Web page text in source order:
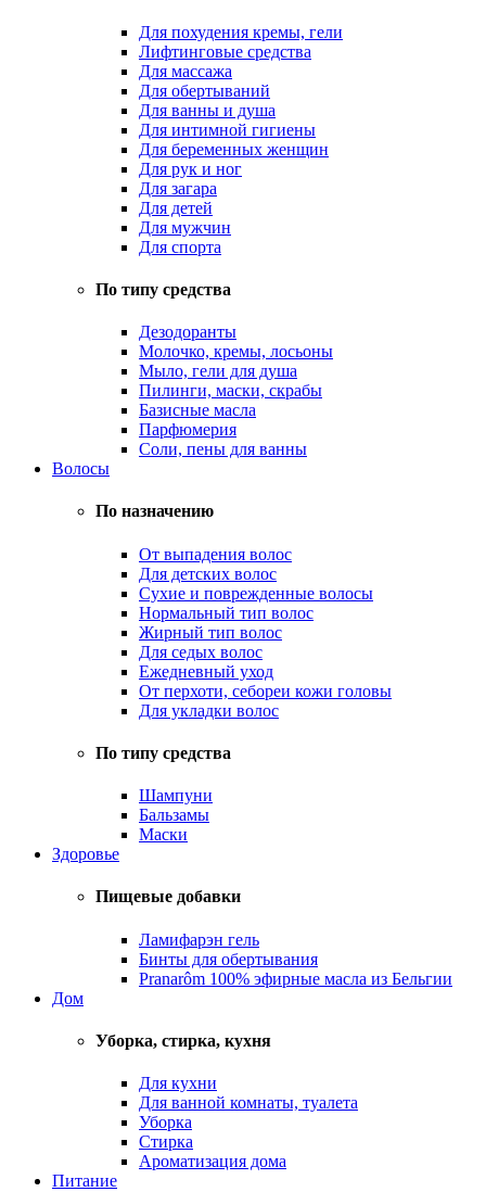
Для похудения кремы, гели
Лифтинговые средства
Для массажа
Для обертываний
Для ванны и душа
Для интимной гигиены
Для беременных женщин
Для рук и ног
Для загара
Для детей
Для мужчин
Для спорта
По типу средства
Дезодоранты
Молочко, кремы, лосьоны
Мыло, гели для душа
Пилинги, маски, скрабы
Базисные масла
Парфюмерия
Соли, пены для ванны
Волосы
По назначению
От выпадения волос
Для детских волос
Сухие и поврежденные волосы
Нормальный тип волос
Жирный тип волос
Для седых волос
Ежедневный уход
От перхоти, себореи кожи головы
Для укладки волос
По типу средства
Шампуни
Бальзамы
Маски
Здоровье
Пищевые добавки
Ламифарэн гель
Бинты для обертывания
Pranarôm 100% эфирные масла из Бельгии
Дом
Уборка, стирка, кухня
Для кухни
Для ванной комнаты, туалета
Уборка
Стирка
Ароматизация дома
Питание